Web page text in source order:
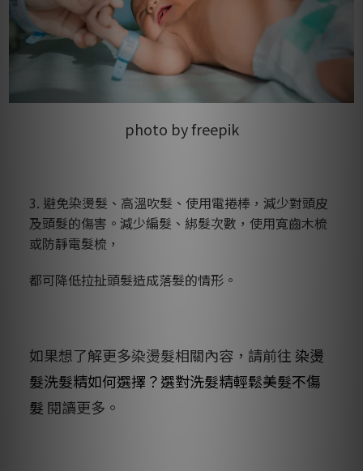
photo by freepik
3. 避免染燙髮、高溫吹髮、使用電捲棒，減少對頭皮
及頭髮的傷害。減少編髮、綁髮次數，使用寬齒木梳
或防靜電髮梳，
都可降低拉扯頭髮造成落髮的情形。
如果想了解更多染燙髮相關內容，請前往染燙
髮洗髮精如何選擇？選對洗髮精輕鬆美髮不傷
髮 閱讀更多。